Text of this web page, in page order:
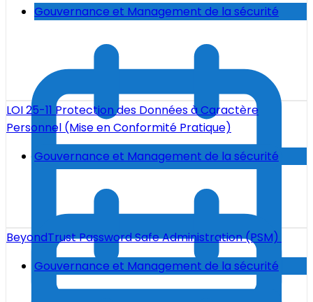
Gouvernance et Management de la sécurité
LOI 25-11 Protection des Données à Caractère
Personnel (Mise en Conformité Pratique)
Gouvernance et Management de la sécurité
BeyondTrust Password Safe Administration (PSM)
Gouvernance et Management de la sécurité